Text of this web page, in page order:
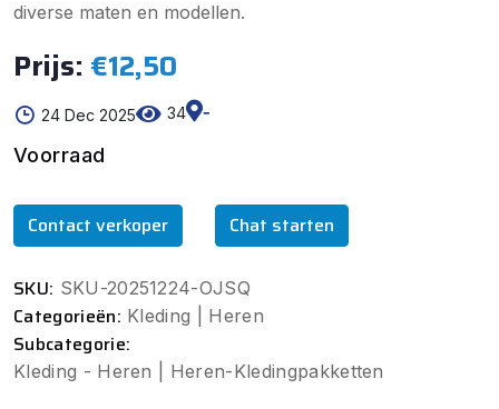
diverse maten en modellen.
Prijs: €12,50
24 Dec 2025 34
-
Voorraad
Contact verkoper Chat starten
SKU: SKU-20251224-OJSQ
Categorieën: Kleding | Heren
Subcategorie:
Kleding - Heren | Heren-Kledingpakketten